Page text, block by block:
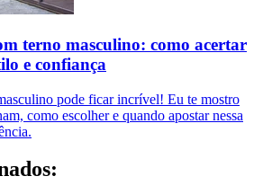
terno masculino: como acertar
e confiança
pode ficar incrível! Eu te mostro
como escolher e quando apostar nessa